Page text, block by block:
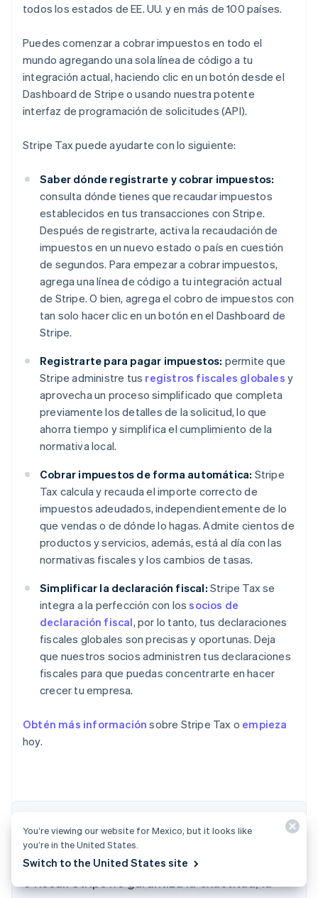
todos los estados de EE. UU. y en más de 100 países.
Puedes comenzar a cobrar impuestos en todo el
mundo agregando una sola línea de código a tu
integración actual, haciendo clic en un botón desde el
Dashboard de Stripe o usando nuestra potente
interfaz de programación de solicitudes (API).
Stripe Tax puede ayudarte con lo siguiente:
Saber dónde registrarte y cobrar impuestos:
consulta dónde tienes que recaudar impuestos
establecidos en tus transacciones con Stripe.
Después de registrarte, activa la recaudación de
impuestos en un nuevo estado o país en cuestión
de segundos. Para empezar a cobrar impuestos,
agrega una línea de código a tu integración actual
de Stripe. O bien, agrega el cobro de impuestos con
tan solo hacer clic en un botón en el Dashboard de
Stripe.
Registrarte para pagar impuestos: permite que
Stripe administre tus registros fiscales globales y
aprovecha un proceso simplificado que completa
previamente los detalles de la solicitud, lo que
ahorra tiempo y simplifica el cumplimiento de la
normativa local.
Cobrar impuestos de forma automática: Stripe
Tax calcula y recauda el importe correcto de
impuestos adeudados, independientemente de lo
que vendas o de dónde lo hagas. Admite cientos de
productos y servicios, además, está al día con las
normativas fiscales y los cambios de tasas.
Simplificar la declaración fiscal: Stripe Tax se
integra a la perfección con lossocios de
declaración fiscal, por lo tanto, tus declaraciones
fiscales globales son precisas y oportunas. Deja
que nuestros socios administren tus declaraciones
fiscales para que puedas concentrarte en hacer
crecer tu empresa.
Obtén más información sobre Stripe Tax o empieza
hoy.
informativos y educativos generales y no
debe interpretarse como asesoramiento legal
DeutschEnglish
You’re viewing our website for Mexico, but it looks like
you’re in the United States.
Switch to the United States site